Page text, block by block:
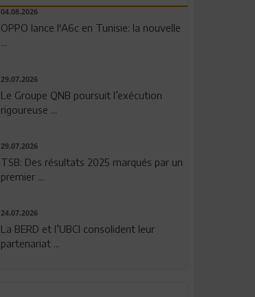
04.08.2026
OPPO lance l'A6c en Tunisie: la nouvelle
...
29.07.2026
Le Groupe QNB poursuit l’exécution
rigoureuse ...
29.07.2026
TSB: Des résultats 2025 marqués par un
premier ...
24.07.2026
La BERD et l’UBCI consolident leur
partenariat ...